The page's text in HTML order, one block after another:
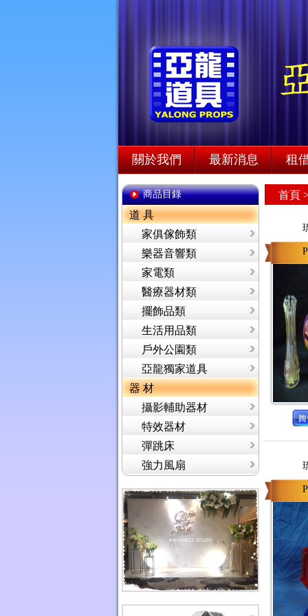
關於我們 最新消息 租
商品目錄
道 具
家俱傢飾類
樂器音響類
家電類
醫療器材類
擺飾品類
生活用品類
戶外公園類
亞龍獨家道具
器 材
攝影輔助器材
特效器材
彈跳床
強力風扇
首頁